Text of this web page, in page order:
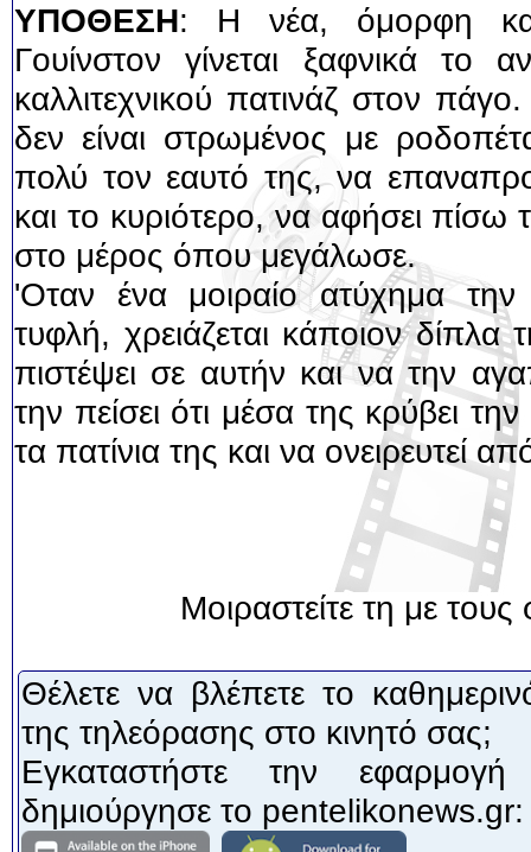
ΥΠΟΘΕΣΗ: Η νέα, όμορφη και
Γουίνστον γίνεται ξαφνικά το
καλλιτεχνικού πατινάζ στον
δεν είναι στρωμένος με
πολύ τον εαυτό της, να
και το κυριότερο, να αφήσει πίσω
στο μέρος όπου μεγάλωσε.
'Οταν ένα μοιραίο ατύχημα την
τυφλή, χρειάζεται κάποιον δίπλα
πιστέψει σε αυτήν και να την
την πείσει ότι μέσα της κρύβει
τα πατίνια της και να ονειρευτεί
Μοιραστείτε τη με
Θέλετε να βλέπετε το
της τηλεόρασης στο κινητό σας;
Εγκαταστήστε την
δημιούργησε το pentelikonews.gr: